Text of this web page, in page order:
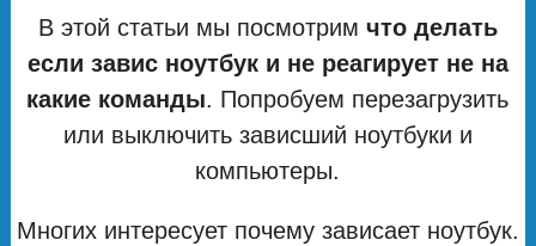
В этой статьи мы посмотрим что делать
если завис ноутбук и не реагирует не на
какие команды. Попробуем перезагрузить
или выключить зависший ноутбуки и
компьютеры.
Многих интересует почему зависает ноутбук.